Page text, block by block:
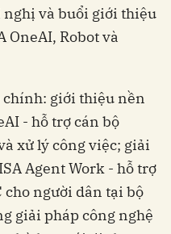
và buổi giới thiệu
OneAI, Robot và
chính: giới thiệu nền
- hỗ trợ cán bộ
xử lý công việc; giải
Agent Work - hỗ trợ
người dân tại bộ
giải pháp công nghệ